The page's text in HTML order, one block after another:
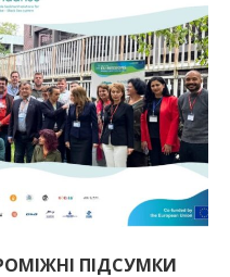
ПІДСУМКИ